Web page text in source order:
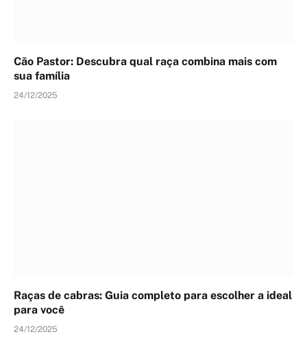
Cão Pastor: Descubra qual raça combina mais com
sua família
24/12/2025
Raças de cabras: Guia completo para escolher a ideal
para você
24/12/2025